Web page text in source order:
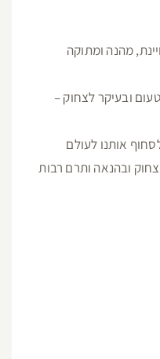
מהנה ומתוקה
ובעיקר לצחוק –
אותנו לעולם
ובהנאה ותרם רבות